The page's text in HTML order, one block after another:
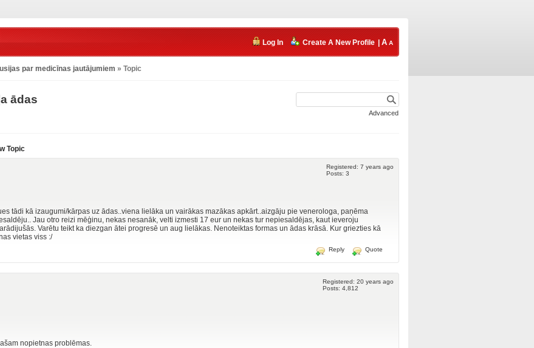
Log In Create A New Profile |
par medicīnas jautājumiem » Topic
ādas
Advanced
Topic
Registered: 7 years ago
Posts: 3
tādi kā izaugumi/kārpas uz ādas..viena lielāka un vairākas mazākas apkārt..aizgāju pie venerologa, paņēma
Jau otro reizi mēģinu, nekas nesanāk, velti izmesti 17 eur un nekas tur nepiesaldējas, kaut ieveroju
Varētu teikt ka diezgan ātei progresē un aug lielākas. Nenoteiktas formas un ādas krāsā. Kur griezties kā
vietas viss :/
Reply Quote
Registered: 20 years ago
Posts: 4,812
nopietnas problēmas.